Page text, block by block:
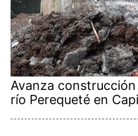
Avanza
río Perequeté en